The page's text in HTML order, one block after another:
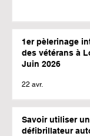
1er pèlerinage
des vétérans à
Juin 2026
22 avr.
Savoir utiliser un
défibrillateur